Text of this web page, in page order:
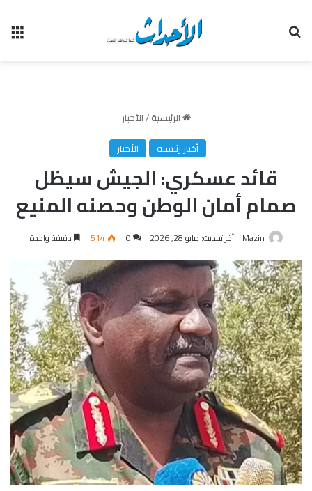
الرئيسية/الأخبار
أخبار رئيسية
الأخبار
قائد عسكري: الجيش سيظل
صمام أمان الوطن وحصنه المنيع
Mazin آخر تحديث: مايو 28, 2026 0
514 دقيقة واحدة